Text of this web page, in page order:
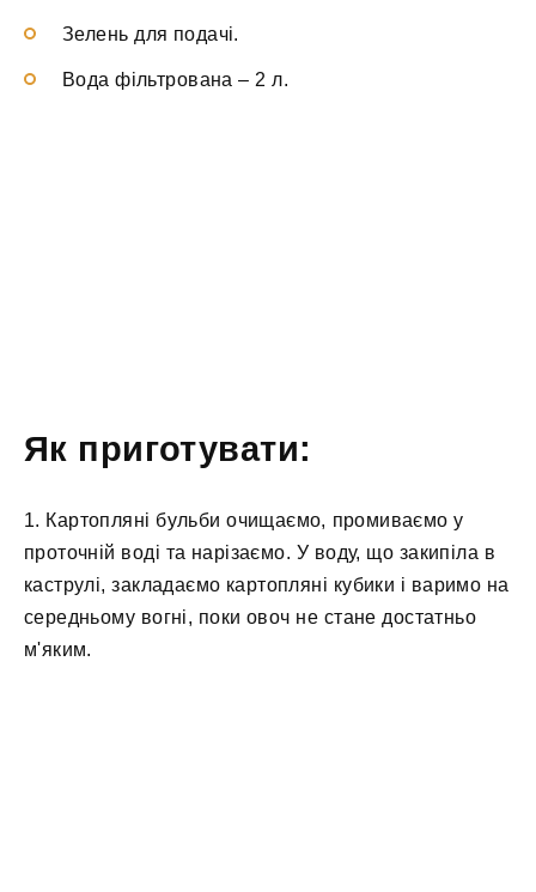
Зелень для подачі.
Вода фільтрована – 2 л.
Як приготувати:
1. Картопляні бульби очищаємо, промиваємо у
проточній воді та нарізаємо. У воду, що закипіла в
каструлі, закладаємо картопляні кубики і варимо на
середньому вогні, поки овоч не стане достатньо
м'яким.